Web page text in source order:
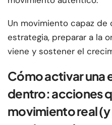
Un movimiento capaz de
estrategia, preparar a la
viene y sostener el
Cómo activar una
dentro: acciones
movimiento real